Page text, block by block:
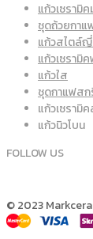
แก้วเซรามิ
ชุดถ้วยกาแ
แก้วสไตล์
แก้วเซรามิ
แก้วใส
ชุดกาแฟสก
แก้วเซรามิ
แก้วนิวโบน
FOLLOW US
© 2023